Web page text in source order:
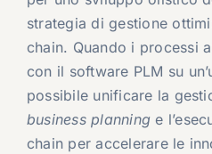
strategia di gestione
chain. Quando i processi
con il software PLM su
possibile unificare la
business planning e
chain per accelerare le